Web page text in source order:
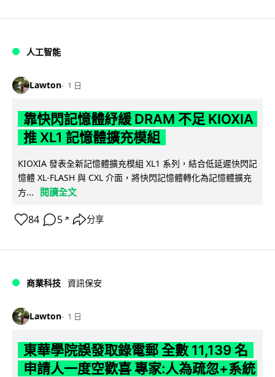
人工智能
Lawton 1 日
靠快閃記憶體紓緩 DRAM 不足 KIOXIA
推 XL1 記憶體擴充模組
KIOXIA 發表全新記憶體擴充模組 XL1 系列，結合低延遲快閃記
憶體 XL-FLASH 與 CXL 介面，將快閃記憶體轉化為記憶體擴充
方...
閱讀全文
84 5 ↗ 分享
商業科技 資訊保安
Lawton 1 日
東華學院誤發取錄電郵 全數 11,139 名
申請人一度空歡喜 專家:人為疏忽+系統